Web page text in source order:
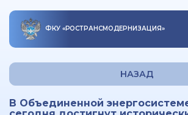
ФКУ «РОСТРАНСМОДЕРНИЗАЦИЯ»
НАЗАД
В Объединенной